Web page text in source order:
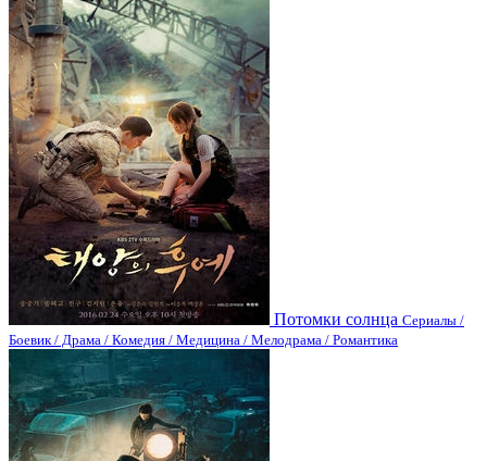
Потомки солнца Сериалы /
Боевик / Драма / Комедия / Медицина / Мелодрама / Романтика